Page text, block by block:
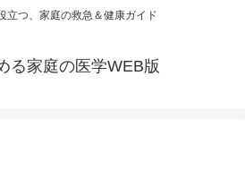
立つ、家庭の救急＆健康ガイド
る家庭の医学WEB版